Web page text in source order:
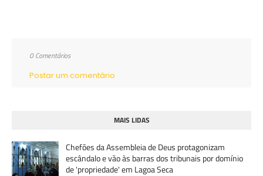
0 Comentários
Postar um comentário
MAIS LIDAS
Chefões da Assembleia de Deus protagonizam
escândalo e vão às barras dos tribunais por domínio
de 'propriedade' em Lagoa Seca